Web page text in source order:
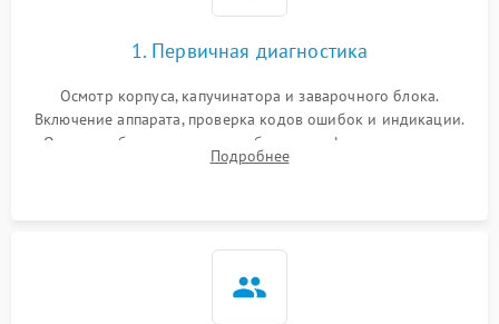
1. Первичная диагностика
Осмотр корпуса, капучинатора и заварочного блока.
Включение аппарата, проверка кодов ошибок и индикации.
Оценка работы помпы, термоблока и кофемолки на слух.
Измерение температуры и давления воды для выявления
Подробнее